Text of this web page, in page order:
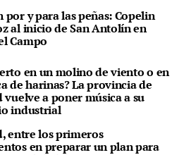
por y para las peñas: Copelin
al inicio de San Antolín en
Campo
en un molino de viento o en
de harinas? La provincia de
a poner música a su
industrial
entre los primeros
en preparar un plan para